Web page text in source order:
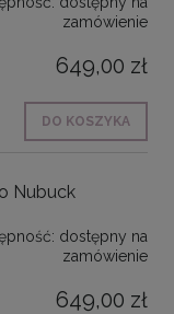
zamówienie
649,00 zł
DO KOSZYKA
Nubuck
dostępny na
zamówienie
649,00 zł